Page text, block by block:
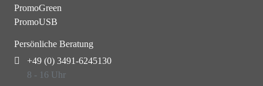
PromoGreen
PromoUSB
Persönliche Beratung
+49 (0) 3491-6245130
8 - 16 Uhr